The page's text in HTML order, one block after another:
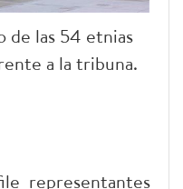
de las 54 etnias
a la tribuna.
representantes